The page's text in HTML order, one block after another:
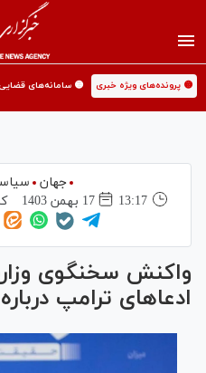
🟡 پرونده‌های ویژه خبری 🟡 سامانه‌های
جهان
13:17
17 بهمن 1403
واکنش سخنگوی
ادعا‌های ترامپ